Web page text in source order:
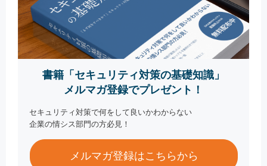
書籍「セキュリティ対策の基礎知識」
メルマガ登録でプレゼント！
セキュリティ対策で何をして良いかわからない
企業の情シス部門の方必見！
メルマガ登録はこちらから